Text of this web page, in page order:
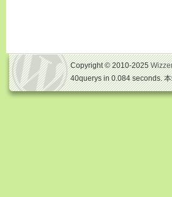
Copyright © 2010-2025
40querys in 0.084 seconds.